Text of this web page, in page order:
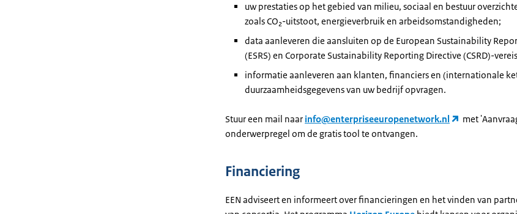
uw prestaties op het gebied van milieu, sociaal en bestuur
zoals CO₂-uitstoot, energieverbruik en arbeidsomstandigheden;
data aanleveren die aansluiten op de European Sustainability
(ESRS) en Corporate Sustainability Reporting Directive (CSRD)-
informatie aanleveren aan klanten, financiers en (internationale
duurzaamheidsgegevens van uw bedrijf opvragen.
Stuur een mail naar info@enterpriseeuropenetwork.nl
met
onderwerpregel om de gratis tool te ontvangen.
Financiering
EEN adviseert en informeert over financieringen en het vinden van